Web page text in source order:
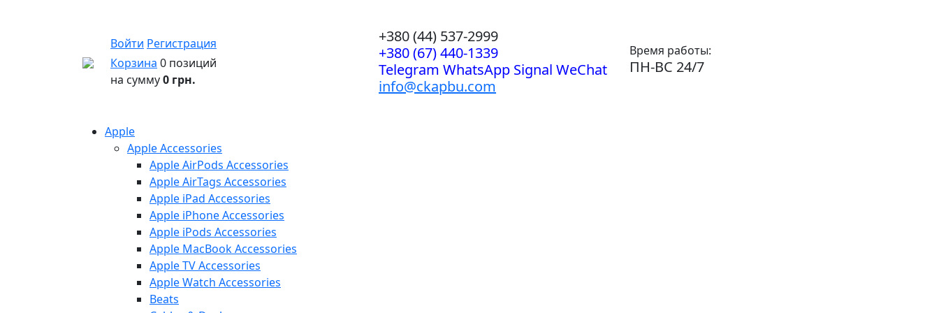
Войти Регистрация
Корзина 0 позиций
на сумму0 грн.
+380 (44) 537-2999
+380 (67) 440-1339
Telegram WhatsApp Signal WeChat
info@ckapbu.com
Время работы:
ПН-ВС 24/7
Apple
Apple Accessories
Apple AirPods Accessories
Apple AirTags Accessories
Apple iPad Accessories
Apple iPhone Accessories
Apple iPods Accessories
Apple MacBook Accessories
Apple TV Accessories
Apple Watch Accessories
Beats